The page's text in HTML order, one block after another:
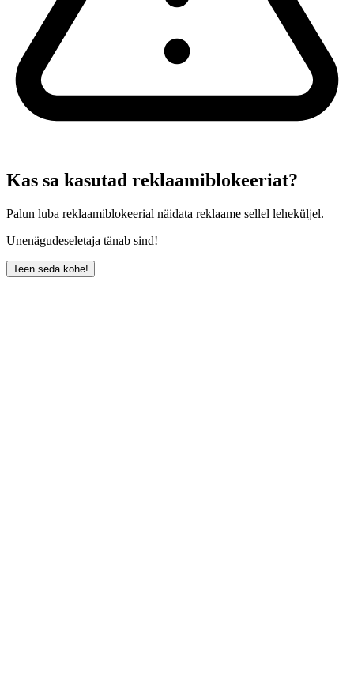
Kas sa kasutad reklaamiblokeeriat?
Palun luba reklaamiblokeerial näidata reklaame sellel leheküljel.
Unenägudeseletaja tänab sind!
Teen seda kohe!